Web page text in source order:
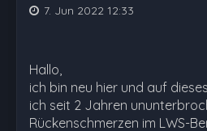
7. Jun 2022 12:33
Hallo,
ich bin neu hier und auf
ich seit 2 Jahren
Rückenschmerzen im LWS-